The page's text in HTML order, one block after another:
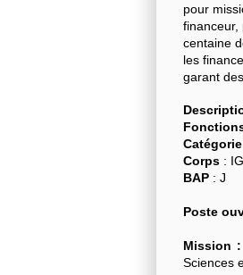
pour
financeur,
centaine
les
garant
Catégorie
Corps :
BAP : J
Poste
Mission :
Sciences